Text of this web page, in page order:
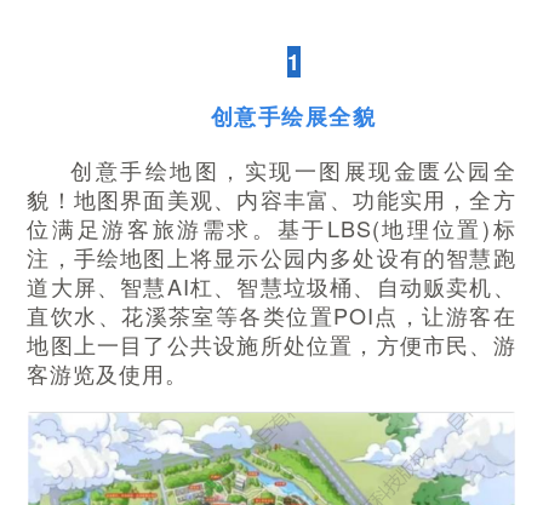
1
创意手绘展全貌
创意手绘地图，实现一图展现金匮公园全
貌！地图界面美观、内容丰富、功能实用，全方
位满足游客旅游需求。基于LBS(地理位置)标
注，手绘地图上将显示公园内多处设有的智慧跑
道大屏、智慧AI杠、智慧垃圾桶、自动贩卖机、
直饮水、花溪茶室等各类位置POI点，让游客在
地图上一目了公共设施所处位置，方便市民、游
客游览及使用。